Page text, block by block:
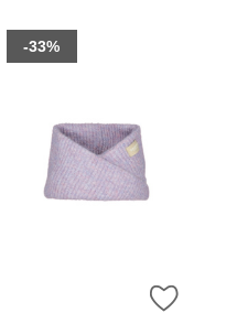
HINZUFÜGEN
ZUR
-33%